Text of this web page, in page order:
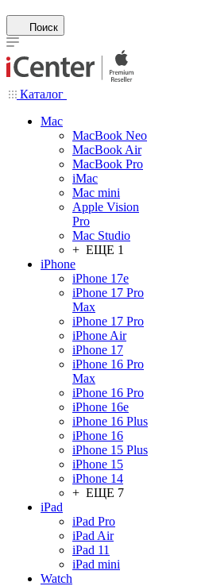
Поиск
Каталог
Mac
MacBook Neo
MacBook Air
MacBook Pro
iMac
Mac mini
Apple Vision
Pro
Mac Studio
+ ЕЩЕ 1
iPhone
iPhone 17e
iPhone 17 Pro
Max
iPhone 17 Pro
iPhone Air
iPhone 17
iPhone 16 Pro
Max
iPhone 16 Pro
iPhone 16e
iPhone 16 Plus
iPhone 16
iPhone 15 Plus
iPhone 15
iPhone 14
+ ЕЩЕ 7
iPad
iPad Pro
iPad Air
iPad 11
iPad mini
Watch